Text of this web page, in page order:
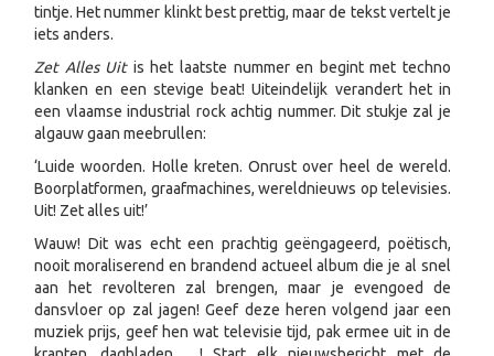
tintje. Het nummer klinkt best prettig, maar de tekst vertelt je
iets anders.
Zet Alles Uitis het laatste nummer en begint met techno
klanken en een stevige beat! Uiteindelijk verandert het in
een vlaamse industrial rock achtig nummer. Dit stukje zal je
algauw gaan meebrullen:
‘Luide woorden. Holle kreten. Onrust over heel de wereld.
Boorplatformen, graafmachines, wereldnieuws op televisies.
Uit! Zet alles uit!’
Wauw! Dit was echt een prachtig geëngageerd, poëtisch,
nooit moraliserend en brandend actueel album die je al snel
aan het revolteren zal brengen, maar je evengoed de
dansvloer op zal jagen! Geef deze heren volgend jaar een
muziek prijs, geef hen wat televisie tijd, pak ermee uit in de